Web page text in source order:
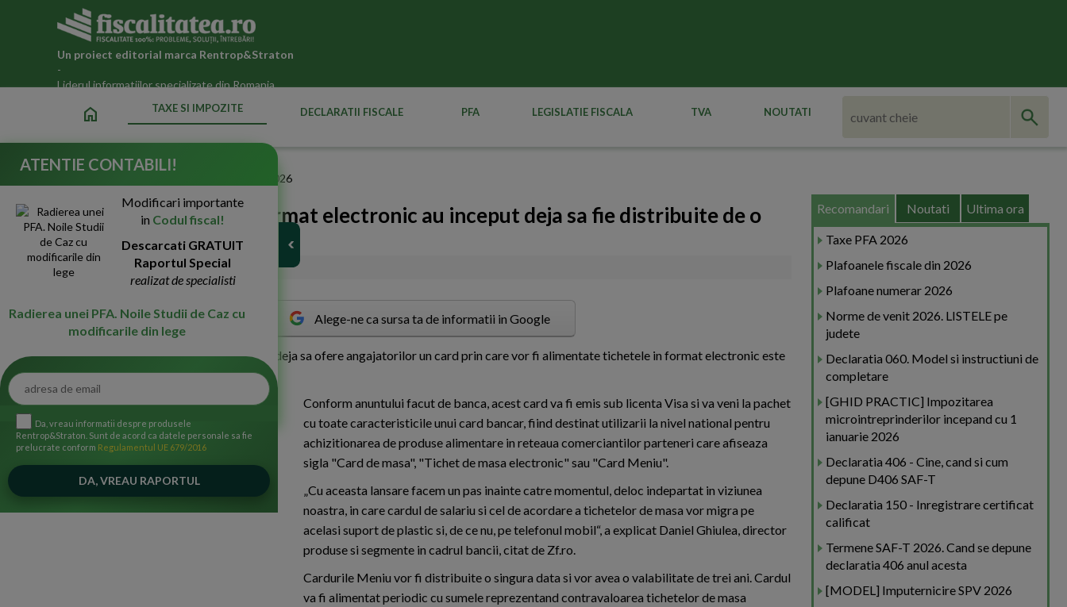
Un proiect editorial marca Rentrop&Straton
-
Liderul informatiilor specializate din Romania
home TAXE SI IMPOZITE DECLARATII FISCALE PFA LEGISLATIE FISCALA TVA NOUTATI
Taxe si impozite datorate statului in 2026
Tichetele de masa in format electronic au inceput deja sa fie distribuite de o
banca din Romania
04-Mai-2016 2869
Alege-ne ca sursa ta de informatii in Google
Prima banca din Romania care a inceput deja sa ofere angajatorilor un card prin care vor fi alimentate tichetele in format electronic este
UniCredit.
Conform anuntului facut de banca, acest card va fi emis sub licenta Visa si va veni la pachet
cu toate caracteristicile unui card bancar, fiind destinat utilizarii la nivel national pentru
achizitionarea de produse alimentare in reteaua comerciantilor parteneri care afiseaza
sigla "Card de masa", "Tichet de masa elec­tronic" sau "Card Meniu".
„Cu aceasta lansare facem un pas inainte catre momentul, deloc indepartat in viziunea
noastra, in care car­dul de salariu si cel de acordare a tichetelor de masa vor migra pe
acelasi suport de plastic si, de ce nu, pe telefonul mo­bil“, a explicat Da­niel Ghiulea, direc­tor
pro­duse si segmente in ca­drul bancii, citat de Zf.ro.
Cardurile Meniu vor fi distribuite o singura data si vor avea o valabilitate de trei ani. Cardul
va fi alimentat periodic cu sumele reprezentand contravaloarea tichetelor de masa
Recomandari Noutati Ultima ora
Taxe PFA 2026
Plafoanele fiscale din 2026
Plafoane numerar 2026
Norme de venit 2026. LISTELE pe
judete
Declaratia 060. Model si instructiuni de
completare
[GHID PRACTIC] Impozitarea
microintreprinderilor incepand cu 1
ianuarie 2026
Declaratia 406 - Cine, cand si cum
depune D406 SAF-T
Declaratia 150 - Inregistrare certificat
calificat
Termene SAF-T 2026. Cand se depune
declaratia 406 anul acesta
[MODEL] Imputernicire SPV 2026
ATENTIE CONTABILI!
Modificari importante
in Codul fiscal!
Descarcati GRATUIT
Raportul Special
realizat de specialisti
Radierea unei PFA. Noile Studii de Caz cu
modificarile din lege
Da, vreau informatii despre produsele
Rentrop&Straton. Sunt de acord ca datele personale sa fie
prelucrate conform Regulamentul UE 679/2016